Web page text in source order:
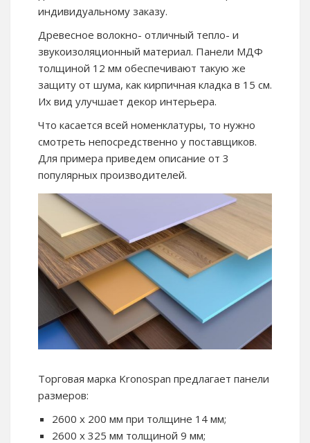
индивидуальному заказу.
Древесное волокно- отличный тепло- и
звукоизоляционный материал. Панели МДФ
толщиной 12 мм обеспечивают такую же
защиту от шума, как кирпичная кладка в 15 см.
Их вид улучшает декор интерьера.
Что касается всей номенклатуры, то нужно
смотреть непосредственно у поставщиков.
Для примера приведем описание от 3
популярных производителей.
Торговая марка Kronospan предлагает панели
размеров:
2600 х 200 мм при толщине 14 мм;
2600 х 325 мм толщиной 9 мм;